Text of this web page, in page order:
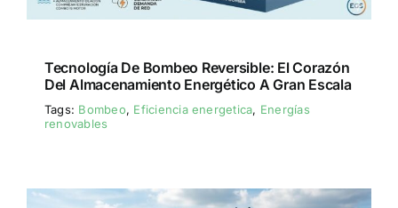
Tecnología De Bombeo Reversible: El Corazón
Del Almacenamiento Energético A Gran Escala
Tags: Bombeo, Eficiencia energetica, Energías
renovables